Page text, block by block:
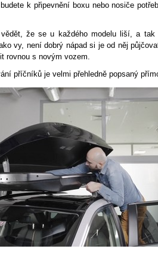
k připevnění boxu nebo nosiče
že se u každého modelu liší, a tak
vy, není dobrý nápad si je od něj
rovnou s novým vozem.
příčníků je velmi přehledně popsaný